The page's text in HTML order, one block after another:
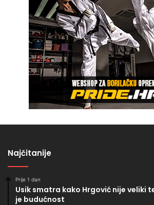
Najčitanije
Prije 1 dan
Usik smatra kako Hrgović nije veliki
je budućnost